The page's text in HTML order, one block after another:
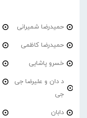
حمیدرضا شمیرانی
حمیدرضا کاظمی
خسرو پاشایی
د دان و علیرضا جی
جی
دابان